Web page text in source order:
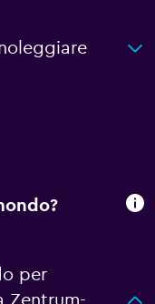
per
Zentrum-